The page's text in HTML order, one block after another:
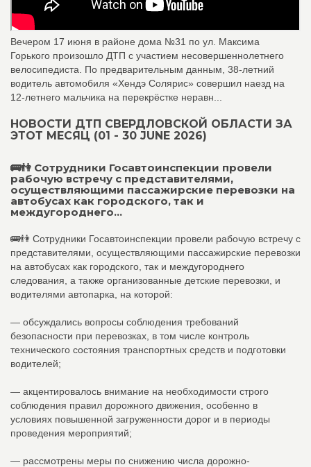
Вечером 17 июня в районе дома №31 по ул. Максима
Горького произошло ДТП с участием несовершеннолетнего
велосипедиста. По предварительным данным, 38‑летний
водитель автомобиля «Хендэ Солярис» совершил наезд на
12‑летнего мальчика на перекрёстке неравн...
НОВОСТИ ДТП СВЕРДЛОВСКОЙ ОБЛАСТИ ЗА
ЭТОТ МЕСЯЦ (01 - 30 JUNE 2026)
🚌👫 Сотрудники Госавтоинспекции провели
рабочую встречу с представителями,
осуществляющими пассажирские перевозки на
автобусах как городского, так и
междугороднего...
🚌👫 Сотрудники Госавтоинспекции провели рабочую встречу с
представителями, осуществляющими пассажирские перевозки
на автобусах как городского, так и междугороднего
следования, а также организованные детские перевозки, и
водителями автопарка, на которой:
— обсуждались вопросы соблюдения требований
безопасности при перевозках, в том числе контроль
технического состояния транспортных средств и подготовки
водителей;
— акцентировалось внимание на необходимости строго
соблюдения правил дорожного движения, особенно в
условиях повышенной загруженности дорог и в периоды
проведения мероприятий;
— рассмотрены меры по снижению числа дорожно-